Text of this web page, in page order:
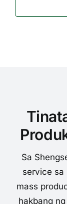
Sa
service sa
mass
hakbang